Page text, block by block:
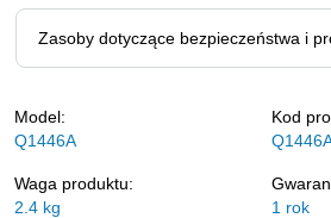
Zasoby dotyczące bezpieczeństwa i
Model:
Q1446A
Kod
Waga produktu:
2.4 kg
1 rok